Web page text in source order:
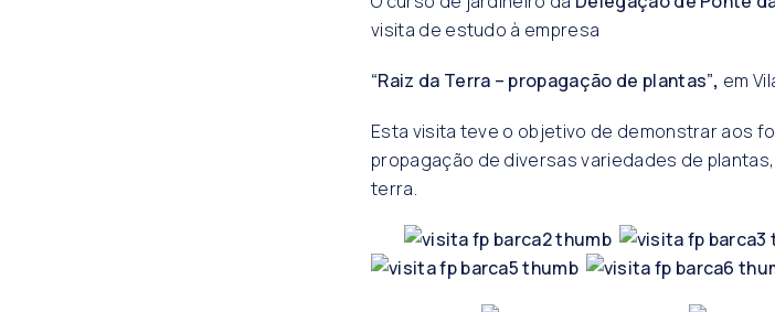
visita de estudo à empresa
“Raiz da Terra – propagação de plantas”, em
Esta visita teve o objetivo de demonstrar aos
propagação de diversas variedades de
terra.